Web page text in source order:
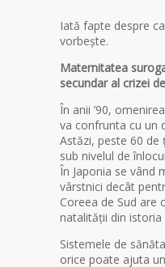
Iată fapte despre
vorbește.
Maternitatea
secundar al crizei
În anii ’90,
va confrunta cu un
Astăzi, peste 60
sub nivelul de
În Japonia se vând
vârstnici decât
Coreea de Sud are
natalității din istoria
Sistemele de
orice poate ajuta